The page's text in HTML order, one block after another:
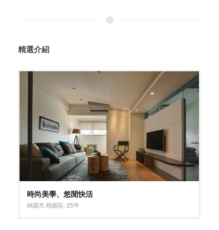
精選介紹
隨心寫意 知性人文
新竹市,東區,25坪